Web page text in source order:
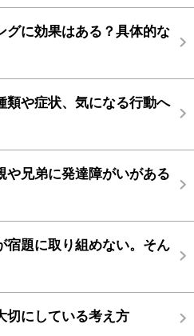
グに効果はある？具体的な
類や症状、気になる行動へ
や兄弟に発達障がいがある
宿題に取り組めない。そん
切にしている考え方